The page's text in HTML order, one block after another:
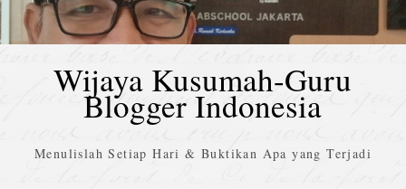
Wijaya Kusumah-Guru
Blogger Indonesia
Menulislah Setiap Hari & Buktikan Apa yang Terjadi